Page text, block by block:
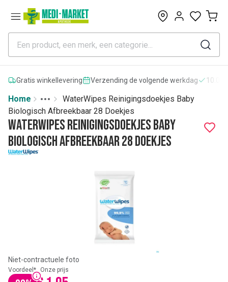
0
Gratis winkellevering Verzending de volgende werkdag
Home
More
Toggle menu
WaterWipes Reinigingsdoekjes Baby
Biologisch Afbreekbaar 28 Doekjes
WaterWipes Reinigingsdoekjes Baby
Biologisch Afbreekbaar 28 Doekjes
Niet-contractuele foto
Voordeel* Onze prijs